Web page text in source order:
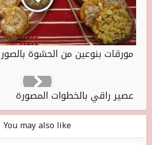
مورقات بنوعين من الحشوة بالصور
عصير راقي بالخطوات المصورة
You may also like